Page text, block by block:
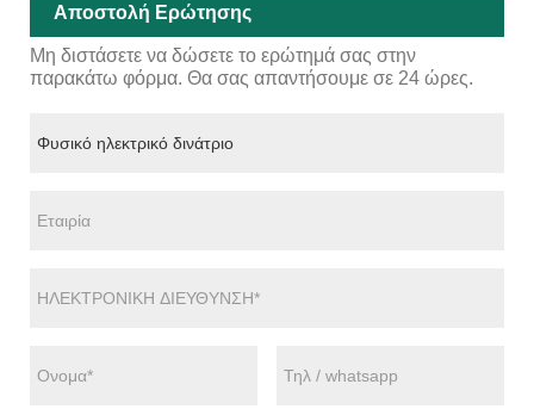
Αποστολή Ερώτησης
Μη διστάσετε να δώσετε το ερώτημά σας στην
παρακάτω φόρμα. Θα σας απαντήσουμε σε 24 ώρες.